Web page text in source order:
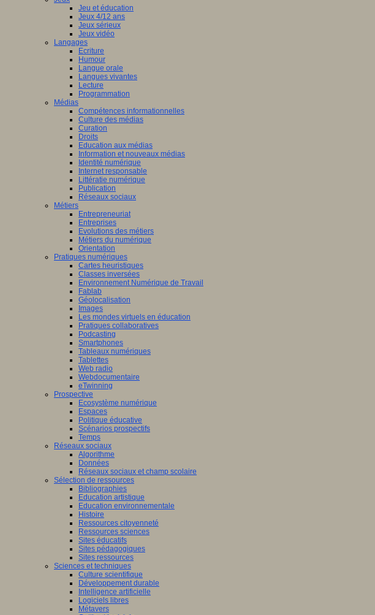
Jeu et éducation
Jeux 4/12 ans
Jeux sérieux
Jeux vidéo
Langages
Ecriture
Humour
Langue orale
Langues vivantes
Lecture
Programmation
Médias
Compétences informationnelles
Culture des médias
Curation
Droits
Education aux médias
Information et nouveaux médias
Identité numérique
Internet responsable
Littératie numérique
Publication
Réseaux sociaux
Métiers
Entrepreneuriat
Entreprises
Evolutions des métiers
Métiers du numérique
Orientation
Pratiques numériques
Cartes heuristiques
Classes inversées
Environnement Numérique de Travail
Fablab
Géolocalisation
Images
Les mondes virtuels en éducation
Pratiques collaboratives
Podcasting
Smartphones
Tableaux numériques
Tablettes
Web radio
Webdocumentaire
eTwinning
Prospective
Ecosystème numérique
Espaces
Politique éducative
Scénarios prospectifs
Temps
Réseaux sociaux
Algorithme
Données
Réseaux sociaux et champ scolaire
Sélection de ressources
Bibliographies
Education artistique
Education environnementale
Histoire
Ressources citoyenneté
Ressources sciences
Sites éducatifs
Sites pédagogiques
Sites ressources
Sciences et techniques
Culture scientifique
Développement durable
Intelligence artificielle
Logiciels libres
Métavers